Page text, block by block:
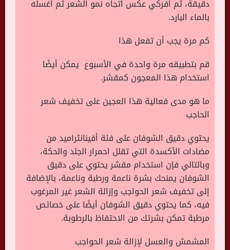
دقيقة، ثم افركي عكس اتجاه نمو الشعر ثم اغسله
بالماء البارد.
كم مرة يجب أن تفعل هذا
قم بتطبيقه مرة واحدة في الأسبوع يمكن أيضًا
استخدام هذا المعجون كمقشر.
ما هو مدى فعالية هذا العجين على تخفيف شعر
الحاجب
يحتوي دقيق الشوفان على فئة أفينانثراميد من
مضادات الأكسدة التي تقلل احمرار الجلد والحكة،
وبالتالي فإن استخدام مقشر يحتوي على دقيق
الشوفان يمنحك بشرة ناعمة ورطبة وناعمة، بالإضافة
إلى تخفيف شعر الحواجب وإزالة الشعر غير المرغوب
فيه، كما يحتوي دقيق الشوفان أيضًا على خصائص
مرطبة تمكن بشرتك من الاحتفاظ بالرطوبة.
المشمش والعسل لإزالة شعر الحواجب